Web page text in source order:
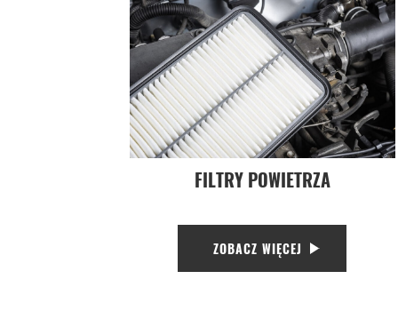
FILTRY POWIETRZA
ZOBACZ WIĘCEJ